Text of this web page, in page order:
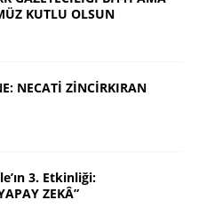
KUTLU OLSUN
NECATİ ZİNCİRKIRAN
3. Etkinliği:
ZEKÂ”